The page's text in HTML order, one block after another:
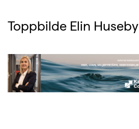
Toppbilde Elin Huseby